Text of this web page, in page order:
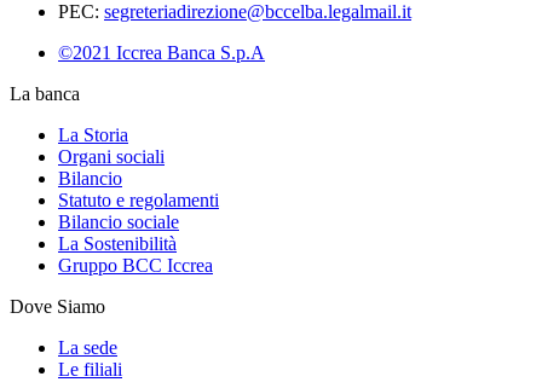
PEC: segreteriadirezione@bccelba.legalmail.it
©2021 Iccrea Banca S.p.A
La banca
La Storia
Organi sociali
Bilancio
Statuto e regolamenti
Bilancio sociale
La Sostenibilità
Gruppo BCC Iccrea
Dove Siamo
La sede
Le filiali